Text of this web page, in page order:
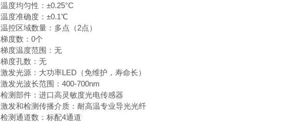
温度均匀性：±0.25°C
温度准确度：±0.1℃
温控区域数量：多点（2点）
梯度数：0个
梯度温度范围：无
梯度孔数：无
激发光源：大功率LED（免维护，寿命长）
激发光波长范围：400-700nm
检测部件：进口高灵敏度光电传感器
激发和检测传播介质：耐高温专业导光光纤
检测通道数：标配4通道